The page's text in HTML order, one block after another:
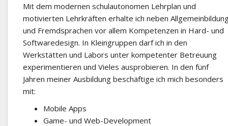
Mit dem modernen schulautonomen Lehrplan und
motivierten Lehrkräften erhalte ich neben
und Fremdsprachen vor allem Kompetenzen in Hard- und
Softwaredesign. In Kleingruppen darf ich in den
Werkstätten und Labors unter kompetenter Betreuung
experimentieren und Vieles ausprobieren. In den fünf
Jahren meiner Ausbildung beschäftige ich mich besonders
mit:
Mobile Apps
Game- und Web-Development